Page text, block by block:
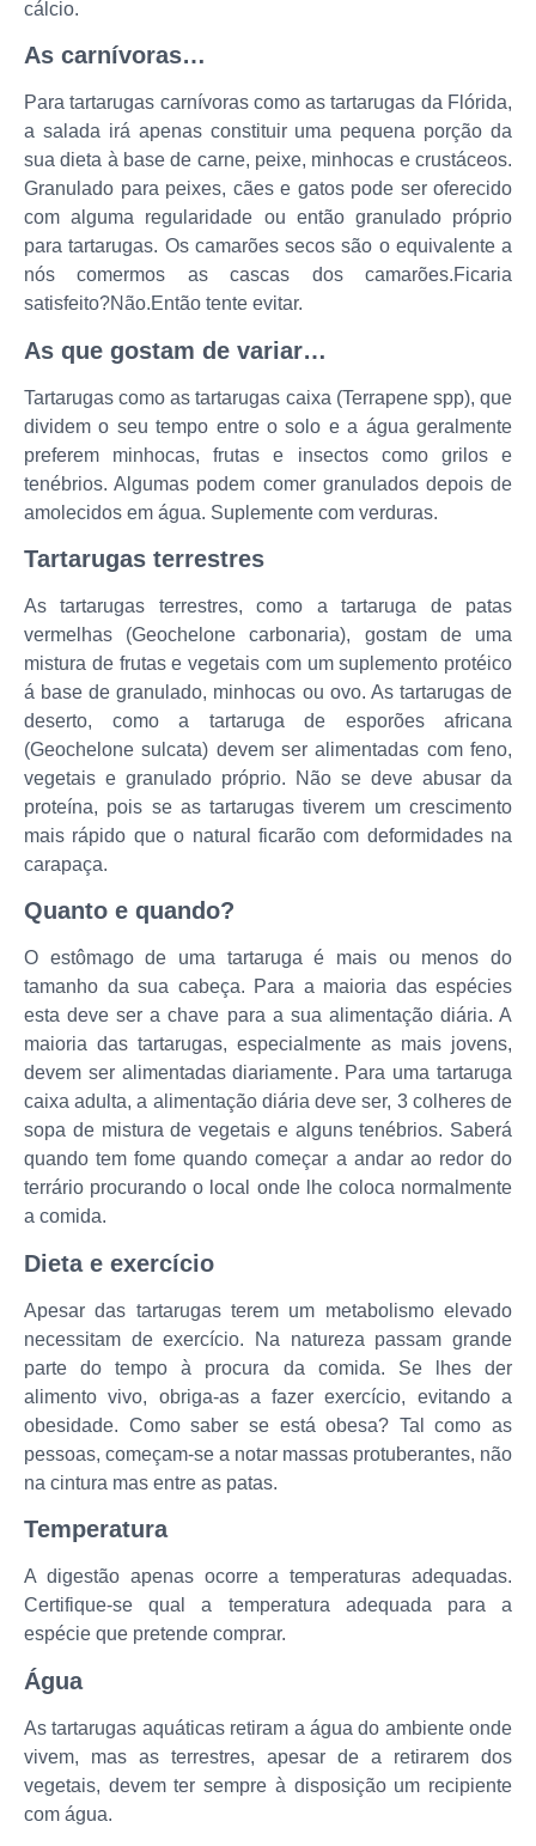
cálcio.
As carnívoras…
Para tartarugas carnívoras como as tartarugas da Flórida,
a salada irá apenas constituir uma pequena porção da
sua dieta à base de carne, peixe, minhocas e crustáceos.
Granulado para peixes, cães e gatos pode ser oferecido
com alguma regularidade ou então granulado próprio
para tartarugas. Os camarões secos são o equivalente a
nós comermos as cascas dos camarões.Ficaria
satisfeito?Não.Então tente evitar.
As que gostam de variar…
Tartarugas como as tartarugas caixa (Terrapene spp), que
dividem o seu tempo entre o solo e a água geralmente
preferem minhocas, frutas e insectos como grilos e
tenébrios. Algumas podem comer granulados depois de
amolecidos em água. Suplemente com verduras.
Tartarugas terrestres
As tartarugas terrestres, como a tartaruga de patas
vermelhas (Geochelone carbonaria), gostam de uma
mistura de frutas e vegetais com um suplemento protéico
á base de granulado, minhocas ou ovo. As tartarugas de
deserto, como a tartaruga de esporões africana
(Geochelone sulcata) devem ser alimentadas com feno,
vegetais e granulado próprio. Não se deve abusar da
proteína, pois se as tartarugas tiverem um crescimento
mais rápido que o natural ficarão com deformidades na
carapaça.
Quanto e quando?
O estômago de uma tartaruga é mais ou menos do
tamanho da sua cabeça. Para a maioria das espécies
esta deve ser a chave para a sua alimentação diária. A
maioria das tartarugas, especialmente as mais jovens,
devem ser alimentadas diariamente. Para uma tartaruga
caixa adulta, a alimentação diária deve ser, 3 colheres de
sopa de mistura de vegetais e alguns tenébrios. Saberá
quando tem fome quando começar a andar ao redor do
terrário procurando o local onde lhe coloca normalmente
a comida.
Dieta e exercício
Apesar das tartarugas terem um metabolismo elevado
necessitam de exercício. Na natureza passam grande
parte do tempo à procura da comida. Se lhes der
alimento vivo, obriga-as a fazer exercício, evitando a
obesidade. Como saber se está obesa? Tal como as
pessoas, começam-se a notar massas protuberantes, não
na cintura mas entre as patas.
Temperatura
A digestão apenas ocorre a temperaturas adequadas.
Certifique-se qual a temperatura adequada para a
espécie que pretende comprar.
Água
As tartarugas aquáticas retiram a água do ambiente onde
vivem, mas as terrestres, apesar de a retirarem dos
vegetais, devem ter sempre à disposição um recipiente
com água.